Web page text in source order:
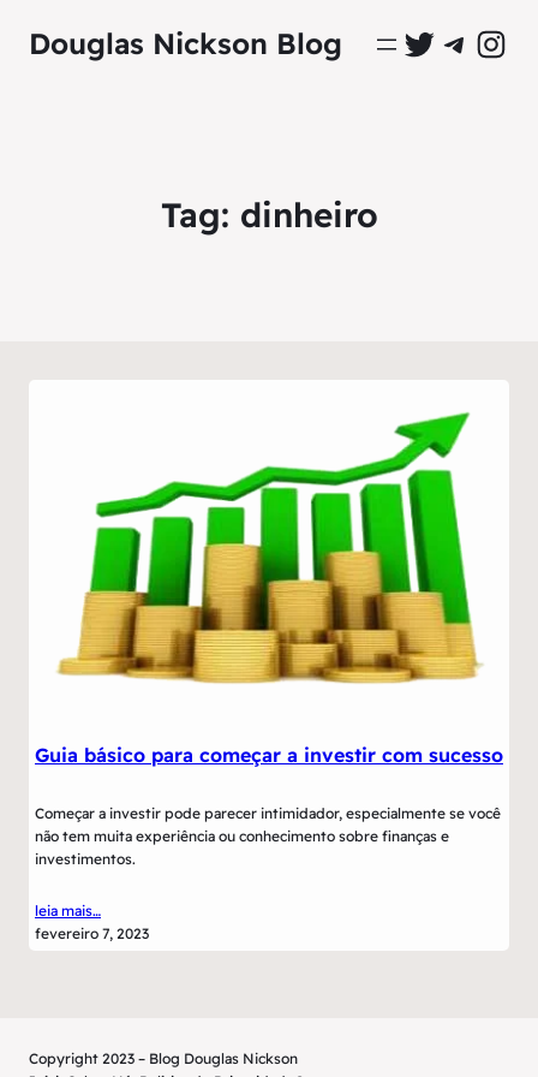
Douglas Nickson Blog Perfil Oficial no Twitter
Grupo Oficial no
Perfil
Tag: dinheiro
Guia básico para começar a investir com sucesso
Começar a investir pode parecer intimidador, especialmente se você
não tem muita experiência ou conhecimento sobre finanças e
investimentos.
leia mais…
fevereiro 7, 2023
Copyright 2023 – Blog Douglas Nickson